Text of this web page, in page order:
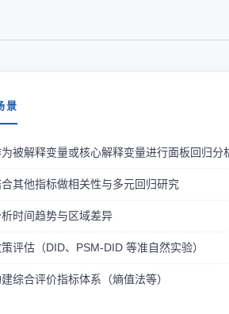
景
被解释变量或核心解释变量进行面板回归分
其他指标做相关性与多元回归研究
时间趋势与区域差异
评估（DID、PSM-DID 等准自然实验）
综合评价指标体系（熵值法等）